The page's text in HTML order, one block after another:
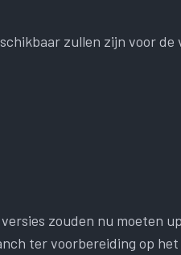
zullen zijn voor de
zouden nu moeten
ter voorbereiding op het